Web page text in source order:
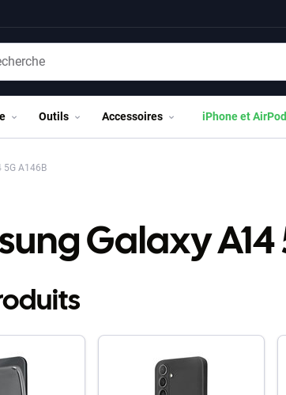
Outils Accessoires iPhone et
5G A146B
Galaxy A14